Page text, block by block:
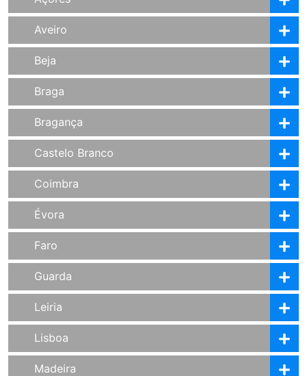
Aveiro
Beja
Braga
Bragança
Castelo Branco
Coimbra
Évora
Faro
Guarda
Leiria
Lisboa
Madeira